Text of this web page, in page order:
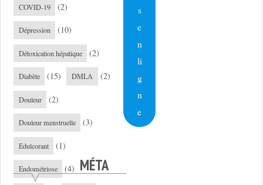
COVID-19 (2)
Dépression (10)
Détoxication hépatique (2)
Diabète (15) DMLA (2)
Douleur (2)
Douleur menstruelle (3)
Edulcorant (1)
Endométriose (4)
s
e
n
li
g
n
e
MÉTA